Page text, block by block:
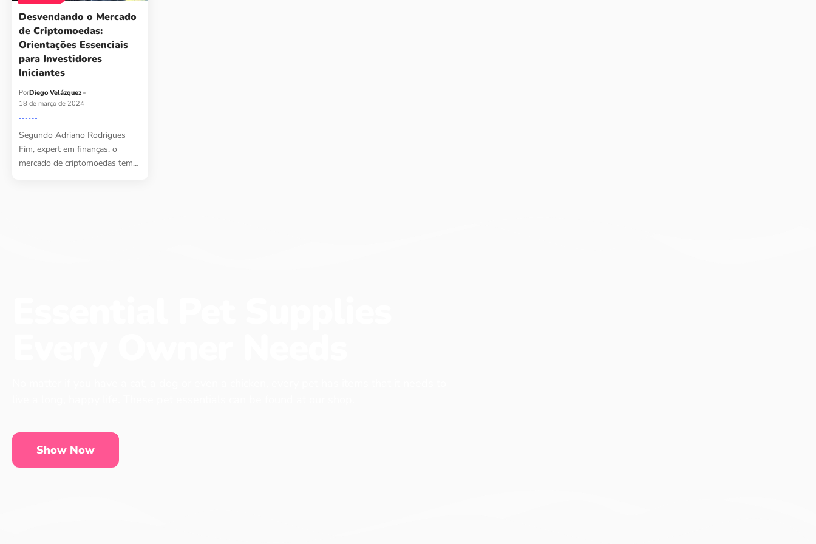
Desvendando o Mercado
de Criptomoedas:
Orientações Essenciais
para Investidores
Iniciantes
PorDiego Velázquez
18 de março de 2024
Segundo Adriano Rodrigues
Fim, expert em finanças, o
mercado de criptomoedas tem…
Show Now